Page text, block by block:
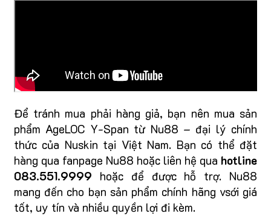
Để tránh mua phải hàng giả, bạn nên mua sản
phẩm AgeLOC Y-Span từ Nu88 – đại lý chính
thức của Nuskin tại Việt Nam. Bạn có thể đặt
hàng qua fanpage Nu88 hoặc liên hệ qua hotline
083.551.9999 hoặc để được hỗ trợ. Nu88
mang đến cho bạn sản phẩm chính hãng vsới giá
tốt, uy tín và nhiều quyền lợi đi kèm.